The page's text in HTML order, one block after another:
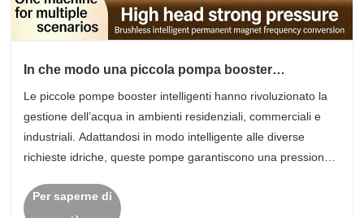
In che modo una piccola pompa booster
dell'acqua?
Le piccole pompe booster intelligenti hanno rivoluzionato la
gestione dell’acqua in ambienti residenziali, commerciali e
industriali. Adattandosi in modo intelligente alle diverse
richieste idriche, queste pompe garantiscono una pressione
long......
Per saperne di